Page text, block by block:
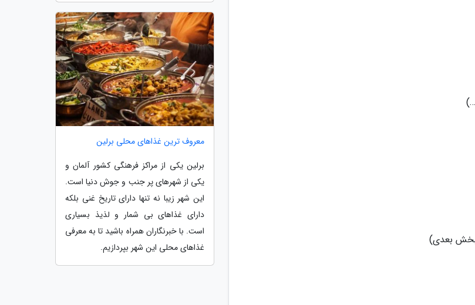
معروف ترین غذاهای محلی برلین
برلین یکی از مراکز فرهنگی کشور آلمان و
یکی از شهرهای پر جنب و جوش دنیا است.
این شهر زیبا نه تنها دارای تاریخ غنی بلکه
دارای غذاهای بی شمار و لذیذ بسیاری
است. با خبرنگاران همراه باشید تا به معرفی
غذاهای محلی این شهر بپردازیم.